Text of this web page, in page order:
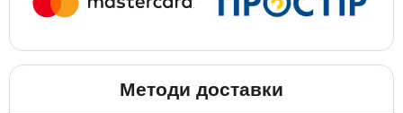
Методи доставки